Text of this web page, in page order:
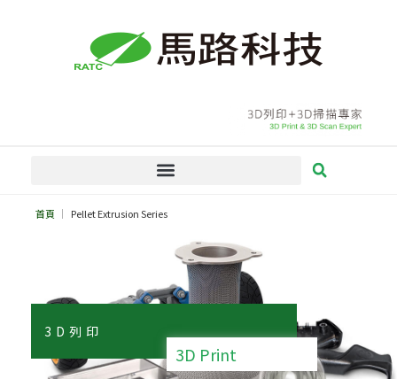
首頁 Pellet Extrusion Series
3D列印
3D Print